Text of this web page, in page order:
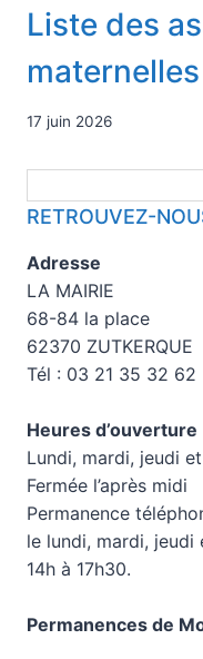
Liste des
maternelles
17 juin 2026
RETROUVEZ-
Adresse
LA MAIRIE
68-84 la place
62370 ZUTKERQUE
Tél : 03 21 35 32 62
Heures d’ouverture
Lundi, mardi, jeudi
Fermée l’après midi
Permanence
le lundi, mardi,
14h à 17h30.
Permanences de